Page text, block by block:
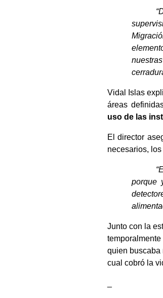
Vidal Islas
áreas
uso de las
El director
necesarios,
porque
Junto con la
quien buscaba
cual cobró la